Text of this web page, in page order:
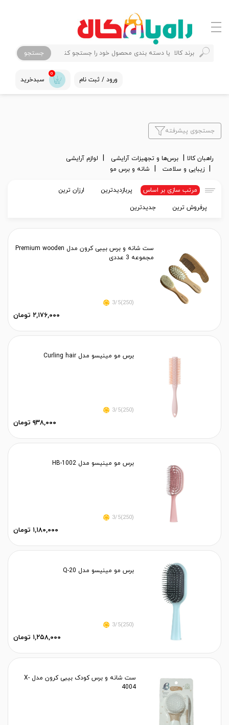
جستجو
ورود / ثبت نام
0
سبدخرید
جستجوی پیشرفته
راهبان کالا برس‌ها و تجهیزات آرایشی
لوازم آرایشی
زیبایی و سلامت
شانه و برس مو
مرتب سازی بر اساس پربازدیدترین ارزان ترین
پرفروش ترین جدیدترین
ست شانه و برس بیبی کرون مدل Premium wooden
مجموعه 3 عددی
(250)3/5
۲,۱۷۶,۰۰۰ تومان
برس مو مینیسو مدل Curling hair
(250)3/5
۹۳۸,۰۰۰ تومان
برس مو مینیسو مدل HB-1002
(250)3/5
۱,۱۸۰,۰۰۰ تومان
برس مو مینیسو مدل Q-20
(250)3/5
۱,۲۵۸,۰۰۰ تومان
ست شانه و برس کودک بیبی کرون مدل X-
4004